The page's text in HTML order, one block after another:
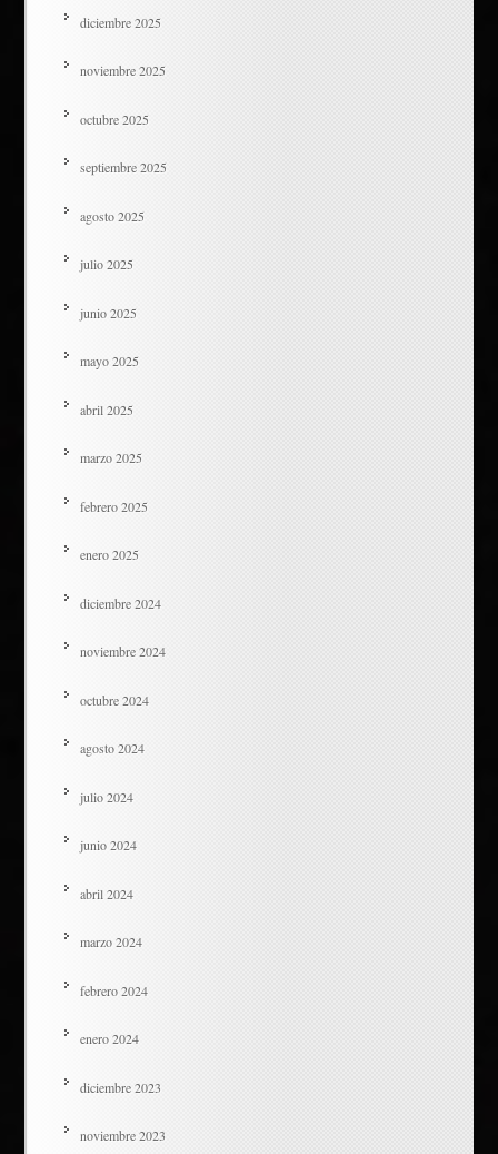
diciembre 2025
noviembre 2025
octubre 2025
septiembre 2025
agosto 2025
julio 2025
junio 2025
mayo 2025
abril 2025
marzo 2025
febrero 2025
enero 2025
diciembre 2024
noviembre 2024
octubre 2024
agosto 2024
julio 2024
junio 2024
abril 2024
marzo 2024
febrero 2024
enero 2024
diciembre 2023
noviembre 2023